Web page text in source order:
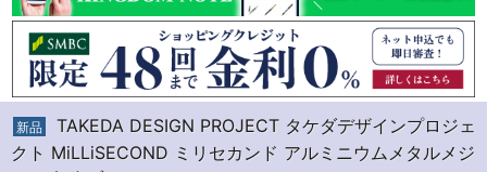
新品
TAKEDA DESIGN PROJECT タケダデザインプロジェ
クト MiLLiSECOND ミリセカンド アルミニウムメタルメジ